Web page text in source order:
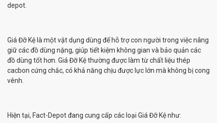
depot.
Giá Đỡ Kệ là một vật dụng dùng để hỗ trợ con người trong việc nâng
giữ các đồ dùng nặng, giúp tiết kiệm không gian và bảo quản các
đồ dùng tốt hơn. Giá Đỡ Kệ thường được làm từ chất liệu thép
cacbon cứng chắc, có khả năng chịu được lực lớn mà không bị cong
vênh.
Hiện tại, Fact-Depot đang cung cấp các loại Giá Đỡ Kệ như: